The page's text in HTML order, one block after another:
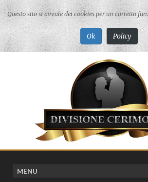
Questo sito si avvale dei cookies per un corretto
Ok Policy